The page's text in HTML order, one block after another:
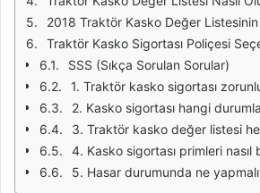
2018 Traktör Kasko Değer
Traktör Kasko Sigortası Poliçesi Seçerken
SSS (Sıkça Sorulan Sorular)
1. Traktör kasko sigortası
2. Kasko sigortası hangi
3. Traktör kasko değer listesi
4. Kasko sigortası primleri nasıl
5. Hasar durumunda ne